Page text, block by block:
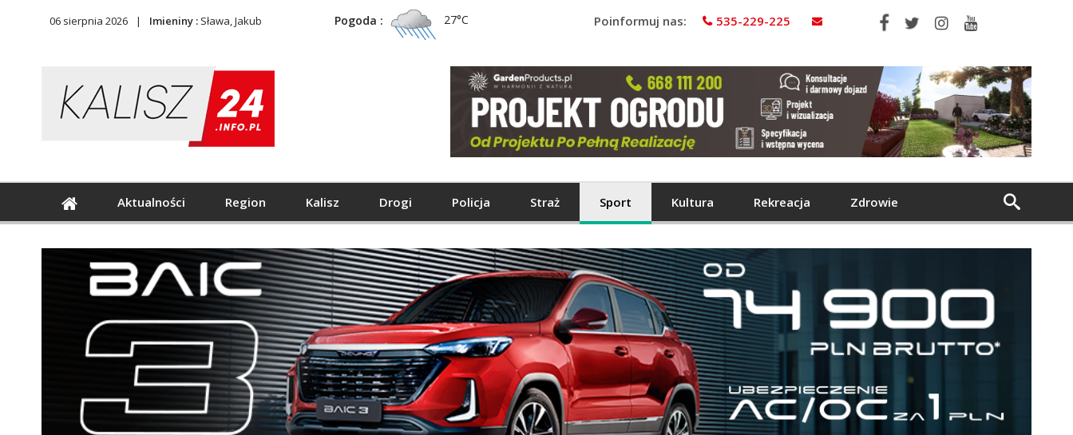
06 sierpnia 2026 Imieniny : Sława, Jakub Pogoda : 27°C Poinformuj nas: 535-229-225
Aktualności Region Kalisz Drogi Policja Straż Sport Kultura Rekreacja Zdrowie